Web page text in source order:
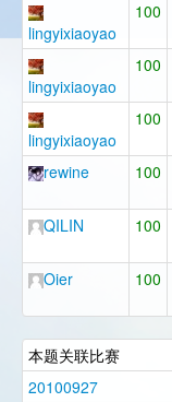
lingyixiaoyao
100
lingyixiaoyao
100
lingyixiaoyao
100
rewine 100
QILIN 100
Oier 100
本题关联比赛
20100927